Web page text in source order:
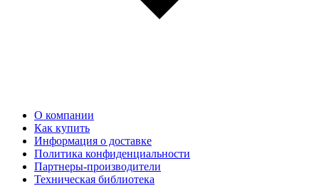
О компании
Как купить
Информация о доставке
Политика конфиденциальности
Партнеры-производители
Техническая библиотека